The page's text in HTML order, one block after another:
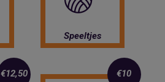
Speeltjes
€12,50 €10